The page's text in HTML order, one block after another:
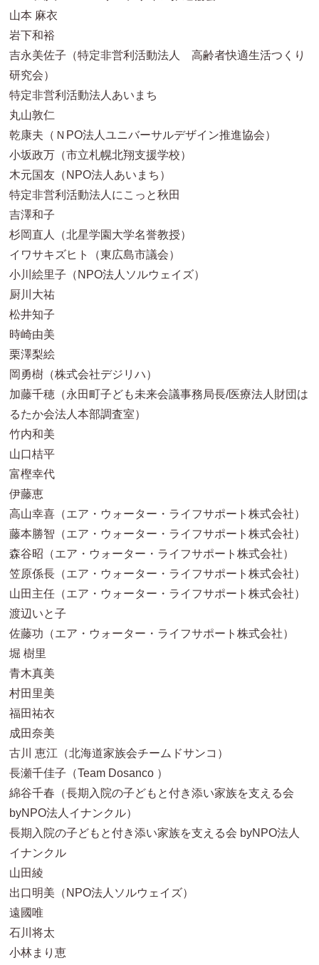
山本 麻衣
岩下和裕
吉永美佐子（特定非営利活動法人 高齢者快適生活つくり
研究会）
特定非営利活動法人あいまち
丸山敦仁
乾康夫（ＮPO法人ユニバーサルデザイン推進協会）
小坂政万（市立札幌北翔支援学校）
木元国友（NPO法人あいまち）
特定非営利活動法人にこっと秋田
吉澤和子
杉岡直人（北星学園大学名誉教授）
イワサキズヒト（東広島市議会）
小川絵里子（NPO法人ソルウェイズ）
厨川大祐
松井知子
時崎由美
栗澤梨絵
岡勇樹（株式会社デジリハ）
加藤千穂（永田町子ども未来会議事務局長/医療法人財団は
るたか会法人本部調査室）
竹内和美
山口桔平
富樫幸代
伊藤恵
高山幸喜（エア・ウォーター・ライフサポート株式会社）
藤本勝智（エア・ウォーター・ライフサポート株式会社）
森谷昭（エア・ウォーター・ライフサポート株式会社）
笠原係長（エア・ウォーター・ライフサポート株式会社）
山田主任（エア・ウォーター・ライフサポート株式会社）
渡辺いと子
佐藤功（エア・ウォーター・ライフサポート株式会社）
堀 樹里
青木真美
村田里美
福田祐衣
成田奈美
古川 恵江（北海道家族会チームドサンコ）
長瀬千佳子（Team Dosanco ）
綿谷千春（長期入院の子どもと付き添い家族を支える会
byNPO法人イナンクル）
長期入院の子どもと付き添い家族を支える会 byNPO法人
イナンクル
山田綾
出口明美（NPO法人ソルウェイズ）
遠國唯
石川将太
小林まり恵